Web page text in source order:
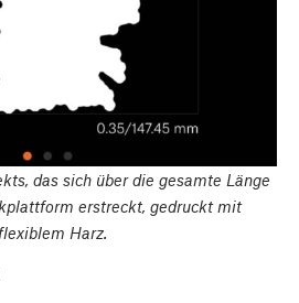
das sich über die gesamte Länge
erstreckt, gedruckt mit
flexiblem Harz.